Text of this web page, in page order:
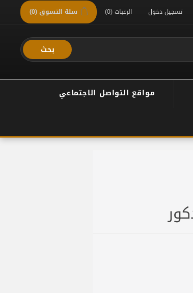
تسجيل دخول الرغبات(0) سلة التسوق(0)
بحث
مواقع التواصل الاجتماعي